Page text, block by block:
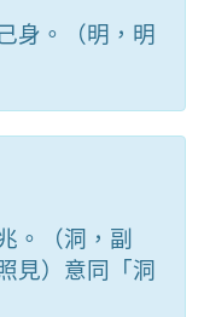
身。（明，明
。（洞，副
見）意同「洞